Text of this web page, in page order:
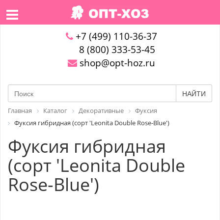
+7 (499) 110-36-37
8 (800) 333-53-45
shop@opt-hoz.ru
НАЙТИ
Главная Каталог Декоративные
Фуксия
Фуксия гибридная (сорт 'Leonita Double Rose-Blue')
Фуксия гибридная
(сорт 'Leonita Double
Rose-Blue')